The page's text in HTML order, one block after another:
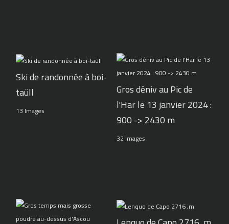
Ski de randonnée à boi-
taüll
13 Images
Gros déniv au Pic de
l'Har le 13 janvier 2024 :
900 -> 2430 m
32 Images